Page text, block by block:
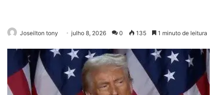
Joseilton tony julho 8, 2026 0 135 1 minuto de leitura